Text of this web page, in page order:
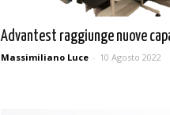
Advantest raggiunge nuove
Massimiliano Luce - 10 Agosto 2022